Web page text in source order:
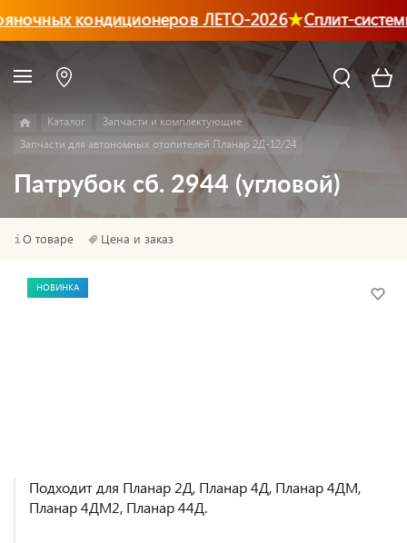
кондиционеров ЛЕТО-2026 Сплит-
Каталог
Запчасти и комплектующие
Запчасти для автономных отопителей Планар 2Д-12/24
Патрубок сб. 2944 (угловой)
О товаре Цена и заказ
НОВИНКА
Подходит для Планар 2Д, Планар 4Д, Планар 4ДМ,
Планар 4ДМ2, Планар 44Д.